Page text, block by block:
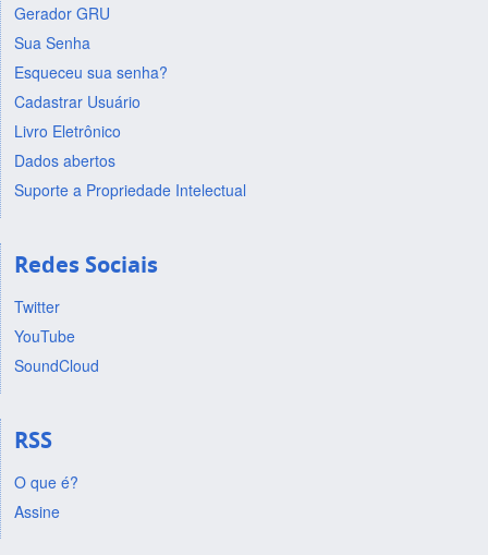
Gerador GRU
Sua Senha
Esqueceu sua senha?
Cadastrar Usuário
Livro Eletrônico
Dados abertos
Suporte a Propriedade Intelectual
Redes Sociais
Twitter
YouTube
SoundCloud
RSS
O que é?
Assine